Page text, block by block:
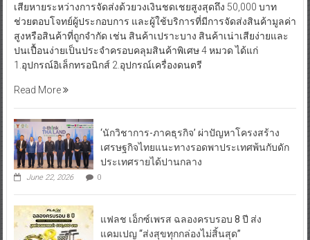
เสียหายระหว่างการจัดส่งด้วยวงเงินชดเชยสูงสุดถึง 50,000 บาท
ช่วยตอบโจทย์ผู้ประกอบการ และผู้ใช้บริการที่มีการจัดส่งสินค้ามูลค่า
สูงหรือสินค้าที่ถูกจำกัด เช่น สินค้าเปราะบาง สินค้าเน่าเสียง่ายและ
ปนเปื้อนง่ายเป็นประจำครอบคลุมสินค้าพิเศษ 4 หมวด ได้แก่
1.อุปกรณ์อิเล็กทรอนิกส์ 2.อุปกรณ์เครื่องดนตรี
Read More
‘นักวิชาการ-ภาคธุรกิจ’ ผ่าปัญหาโครงสร้าง
เศรษฐกิจไทยแนะทางรอดพาประเทศพ้นกับดัก
ประเทศรายได้ปานกลาง
June 22, 2026 0
แฟลช เอ็กซ์เพรส ฉลองครบรอบ 8 ปี ส่ง
แคมเปญ “ส่งสุขทุกกล่องไม่สิ้นสุด”